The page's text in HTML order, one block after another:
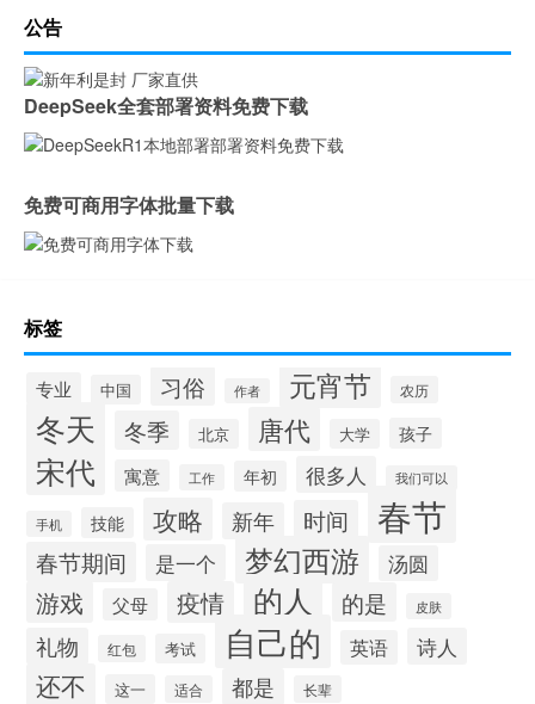
公告
DeepSeek全套部署资料免费下载
免费可商用字体批量下载
标签
专业 中国 习俗 作者 元宵节 农历
冬天 冬季 北京 唐代 大学 孩子
宋代 寓意 工作 年初 很多人 我们可以
手机 技能 攻略 新年 时间 春节
春节期间 是一个 梦幻西游 汤圆
游戏 父母 疫情 的人 的是 皮肤
礼物 红包 考试 自己的 英语 诗人
还不 这一 适合 都是 长辈